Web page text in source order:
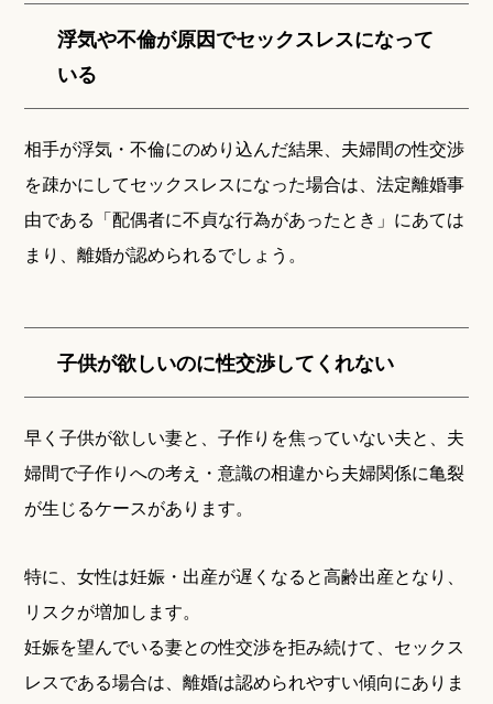
浮気や不倫が原因でセックスレスになって
いる
相手が浮気・不倫にのめり込んだ結果、夫婦間の性交渉
を疎かにしてセックスレスになった場合は、法定離婚事
由である「配偶者に不貞な行為があったとき」にあては
まり、離婚が認められるでしょう。
子供が欲しいのに性交渉してくれない
早く子供が欲しい妻と、子作りを焦っていない夫と、夫
婦間で子作りへの考え・意識の相違から夫婦関係に亀裂
が生じるケースがあります。
特に、女性は妊娠・出産が遅くなると高齢出産となり、
リスクが増加します。
妊娠を望んでいる妻との性交渉を拒み続けて、セックス
レスである場合は、離婚は認められやすい傾向にありま